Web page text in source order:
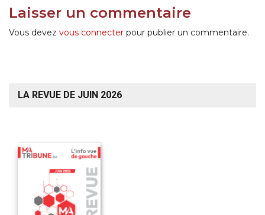
Laisser un commentaire
Vous devez vous connecter pour publier un commentaire.
LA REVUE DE JUIN 2026